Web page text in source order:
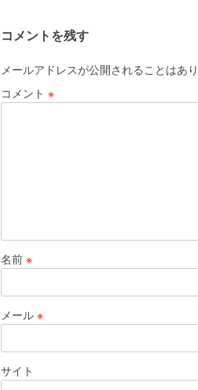
コメントを残す
メールアドレスが公開されることはあり
コメント ※
名前 ※
メール ※
サイト